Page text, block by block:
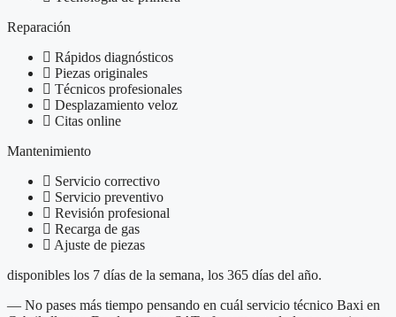
Reparación
Rápidos diagnósticos
Piezas originales
Técnicos profesionales
Desplazamiento veloz
Citas online
Mantenimiento
Servicio correctivo
Servicio preventivo
Revisión profesional
Recarga de gas
Ajuste de piezas
disponibles los 7 días de la semana, los 365 días del año.
— No pases más tiempo pensando en cuál servicio técnico Baxi en